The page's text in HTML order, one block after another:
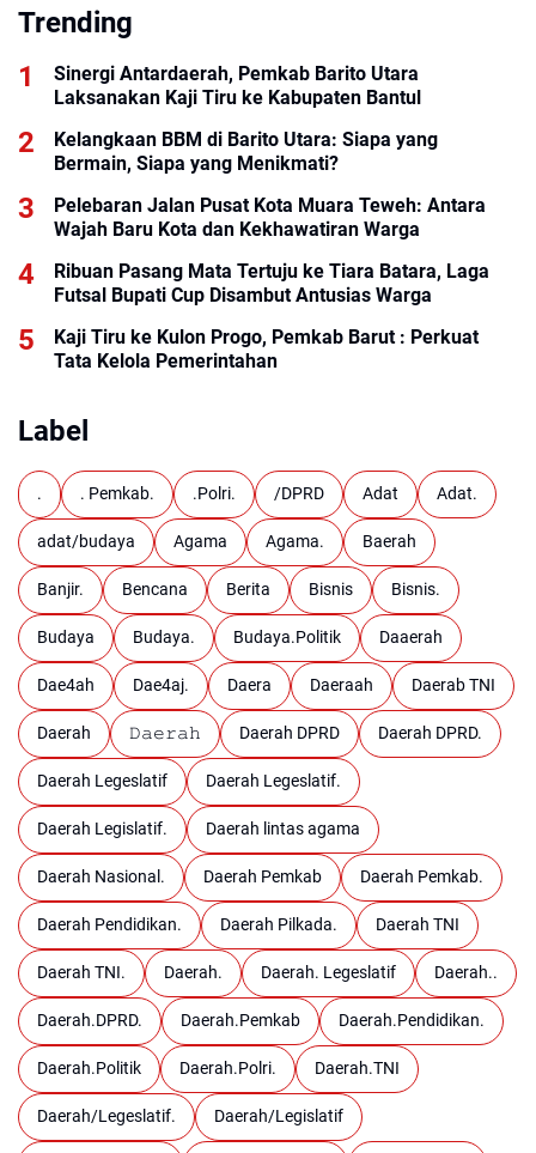
Trending
Sinergi Antardaerah, Pemkab Barito Utara
Laksanakan Kaji Tiru ke Kabupaten Bantul
Kelangkaan BBM di Barito Utara: Siapa yang
Bermain, Siapa yang Menikmati?
Pelebaran Jalan Pusat Kota Muara Teweh: Antara
Wajah Baru Kota dan Kekhawatiran Warga
Ribuan Pasang Mata Tertuju ke Tiara Batara, Laga
Futsal Bupati Cup Disambut Antusias Warga
Kaji Tiru ke Kulon Progo, Pemkab Barut : Perkuat
Tata Kelola Pemerintahan
Label
. . Pemkab. .Polri. /DPRD Adat Adat.
adat/budaya Agama Agama. Baerah
Banjir. Bencana Berita Bisnis Bisnis.
Budaya Budaya. Budaya.Politik Daaerah
Dae4ah Dae4aj. Daera Daeraah Daerab TNI
Daerah 𝙳𝚊𝚎𝚛𝚊𝚑 Daerah DPRD Daerah DPRD.
Daerah Legeslatif Daerah Legeslatif.
Daerah Legislatif. Daerah lintas agama
Daerah Nasional. Daerah Pemkab Daerah Pemkab.
Daerah Pendidikan. Daerah Pilkada. Daerah TNI
Daerah TNI. Daerah. Daerah. Legeslatif Daerah..
Daerah.DPRD. Daerah.Pemkab Daerah.Pendidikan.
Daerah.Politik Daerah.Polri. Daerah.TNI
Daerah/Legeslatif. Daerah/Legislatif